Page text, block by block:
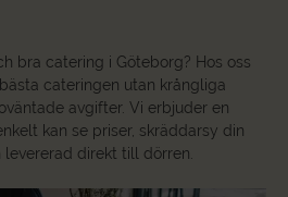
bra catering i Göteborg? Hos oss
cateringen utan krångliga
avgifter. Vi erbjuder en
kan se priser, skräddarsy din
direkt till dörren.